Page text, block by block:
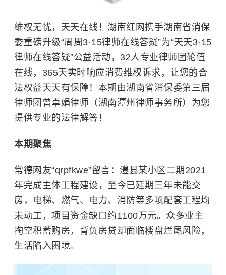
维权无忧，天天在线！湖南红网携手湖南省消保
委重磅升级“周周3·15律师在线答疑”为“天天3·15
律师在线答疑”公益活动，32人专业律师团轮值
在线，365天实时响应消费维权诉求，让您的合
法权益天天有保障！本期由湖南省消保委第三届
律师团曾卓娟律师（湖南潭州律师事务所）为您
提供专业的法律解答！
本期聚焦
常德网友“qrpfkwe”留言：澧县某小区二期2021
年完成主体工程建设，至今已延期三年未能交
房，电梯、燃气、电力、消防等多项配套工程均
未动工，项目资金缺口约1100万元。众多业主
掏空积蓄购房，背负房贷却面临楼盘烂尾风险，
生活陷入困境。